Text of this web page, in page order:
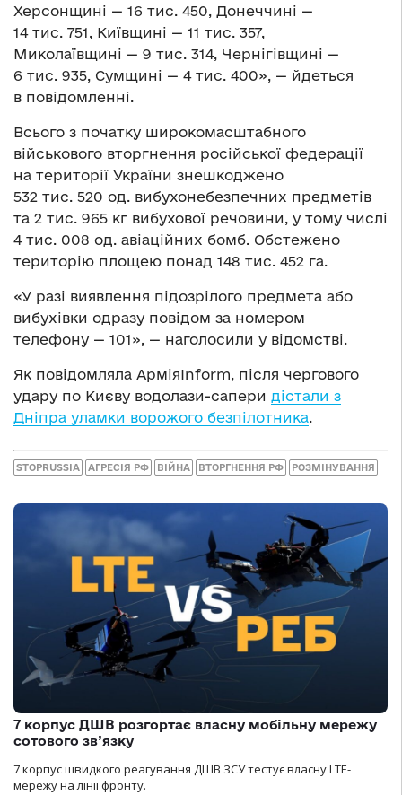
Херсонщині — 16 тис. 450, Донеччині —
14 тис. 751, Київщині — 11 тис. 357,
Миколаївщині — 9 тис. 314, Чернігівщині —
6 тис. 935, Сумщині — 4 тис. 400», — йдеться
в повідомленні.
Всього з початку широкомасштабного
військового вторгнення російської федерації
на території України знешкоджено
532 тис. 520 од. вибухонебезпечних предметів
та 2 тис. 965 кг вибухової речовини, у тому числі
4 тис. 008 од. авіаційних бомб. Обстежено
територію площею понад 148 тис. 452 га.
«У разі виявлення підозрілого предмета або
вибухівки одразу повідом за номером
телефону — 101», — наголосили у відомстві.
Як повідомляла АрміяInform, після чергового
удару по Києву водолази-сапери дістали з
Дніпра уламки ворожого безпілотника.
STOPRUSSIA АГРЕСІЯ РФ ВІЙНА ВТОРГНЕННЯ РФ РОЗМІНУВАННЯ
7 корпус ДШВ розгортає власну мобільну мережу
сотового зв’язку
7 корпус швидкого реагування ДШВ ЗСУ тестує власну LTE-
мережу на лінії фронту.